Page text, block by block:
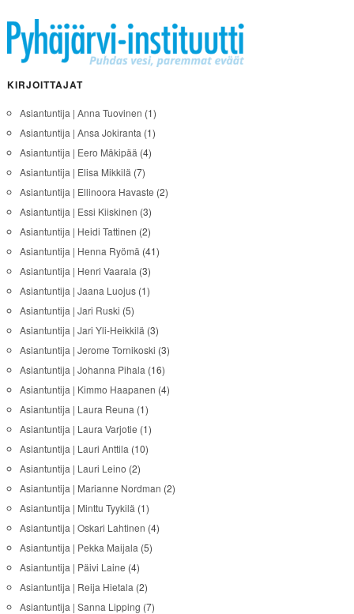
KIRJOITTAJAT
Asiantuntija | Anna Tuovinen (1)
Asiantuntija | Ansa Jokiranta (1)
Asiantuntija | Eero Mäkipää (4)
Asiantuntija | Elisa Mikkilä (7)
Asiantuntija | Ellinoora Havaste (2)
Asiantuntija | Essi Kiiskinen (3)
Asiantuntija | Heidi Tattinen (2)
Asiantuntija | Henna Ryömä (41)
Asiantuntija | Henri Vaarala (3)
Asiantuntija | Jaana Luojus(1)
Asiantuntija | Jari Ruski (5)
Asiantuntija | Jari Yli-Heikkilä (3)
Asiantuntija | Jerome Tornikoski (3)
Asiantuntija | Johanna Pihala (16)
Asiantuntija | Kimmo Haapanen (4)
Asiantuntija | Laura Reuna (1)
Asiantuntija | Laura Varjotie (1)
Asiantuntija | Lauri Anttila (10)
Asiantuntija | Lauri Leino (2)
Asiantuntija | Marianne Nordman (2)
Asiantuntija | Minttu Tyykilä (1)
Asiantuntija | Oskari Lahtinen (4)
Asiantuntija | Pekka Maijala (5)
Asiantuntija | Päivi Laine (4)
Asiantuntija | Reija Hietala (2)
Asiantuntija | Sanna Lipping (7)